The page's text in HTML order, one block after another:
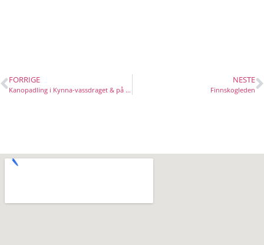
FORRIGE
Kanopadling i Kynna-vassdraget & på Halsjøen
NESTE
Finnskogleden